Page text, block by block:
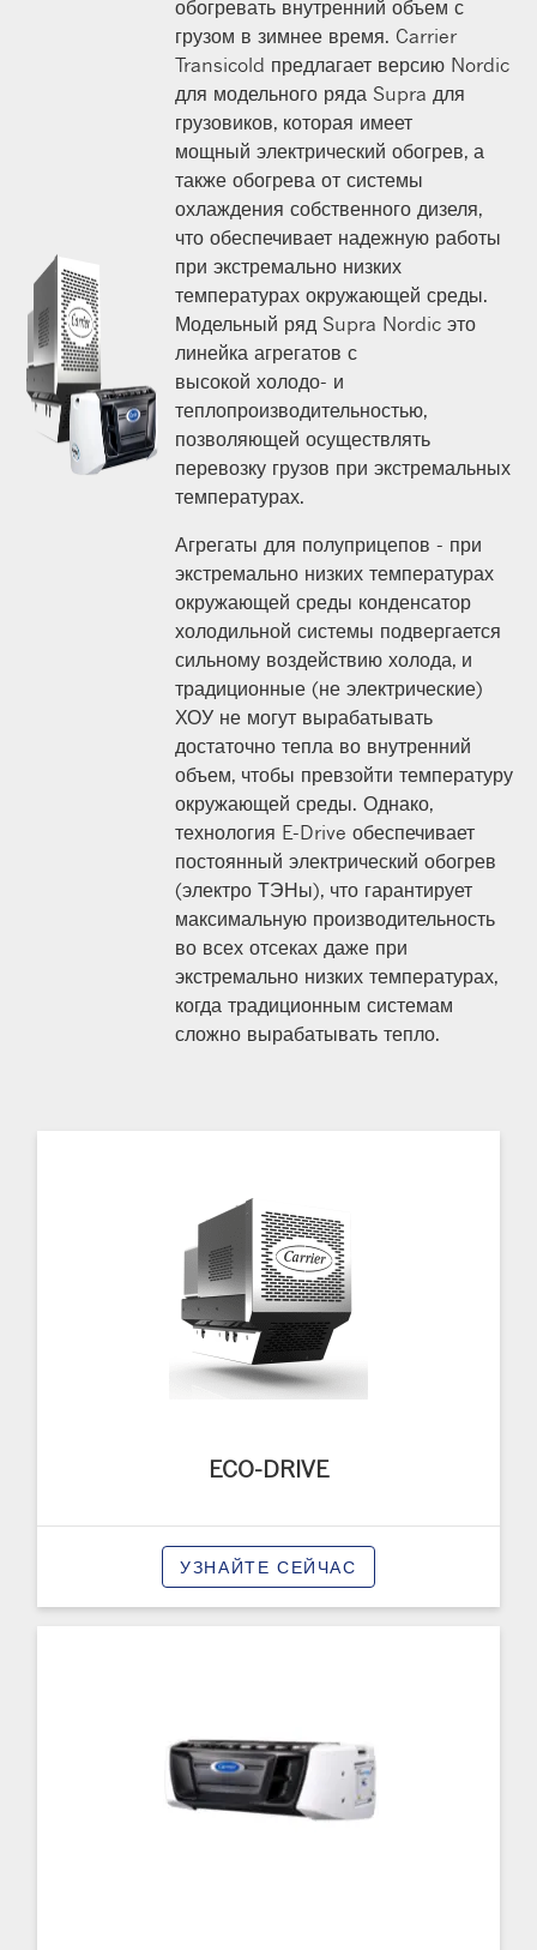
обогревать внутренний объем с
грузом в зимнее время. Carrier
Transicold предлагает версию Nordic
для модельного ряда Supra для
грузовиков, которая имеет
мощный электрический обогрев, а
также обогрева от системы
охлаждения собственного дизеля,
что обеспечивает надежную работы
при экстремально низких
температурах окружающей среды.
Модельный ряд Supra Nordic это
линейка агрегатов с
высокой холодо- и
теплопроизводительностью,
позволяющей осуществлять
перевозку грузов при экстремальных
температурах.
Агрегаты для полуприцепов - при
экстремально низких температурах
окружающей среды конденсатор
холодильной системы подвергается
сильному воздействию холода, и
традиционные (не электрические)
ХОУ не могут вырабатывать
достаточно тепла во внутренний
объем, чтобы превзойти температуру
окружающей среды. Однако,
технология E-Drive обеспечивает
постоянный электрический обогрев
(электро ТЭНы), что гарантирует
максимальную производительность
во всех отсеках даже при
экстремально низких температурах,
когда традиционным системам
сложно вырабатывать тепло.
ECO-DRIVE
УЗНАЙТЕ СЕЙЧАС